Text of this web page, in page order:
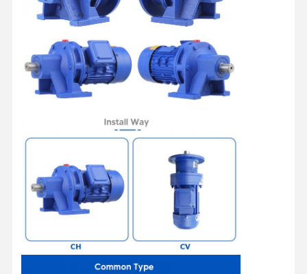
제품 소개